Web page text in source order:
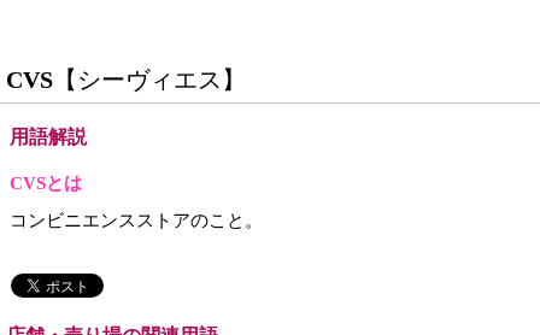
CVS 【シーヴィエス】
用語解説
CVSとは
コンビニエンスストアのこと。